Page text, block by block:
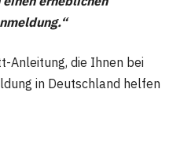
Anleitung, die Ihnen bei
in Deutschland helfen